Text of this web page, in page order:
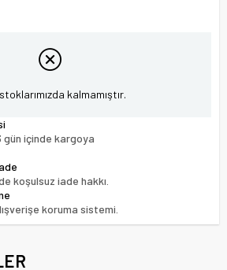
kalmamıştır.
gün içinde kargoya
koşulsuz iade hakkı.
koruma sistemi.